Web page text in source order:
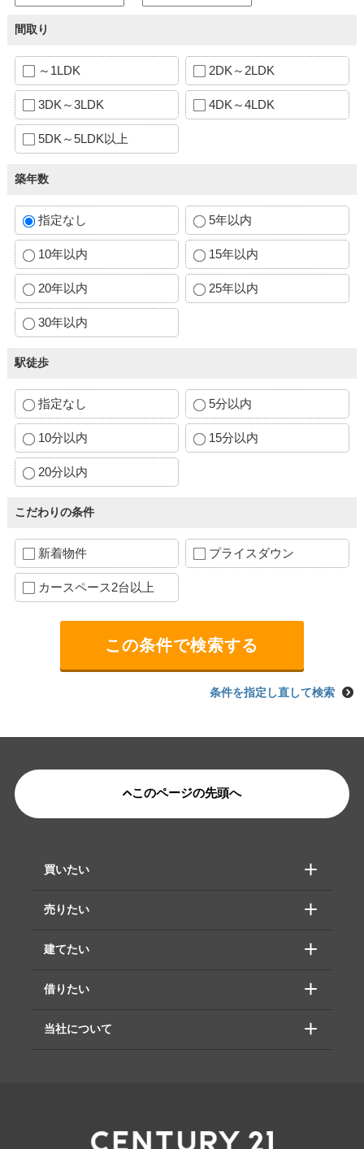
間取り
～1LDK 2DK～2LDK
3DK～3LDK 4DK～4LDK
5DK～5LDK以上
築年数
指定なし 5年以内
10年以内 15年以内
20年以内 25年以内
30年以内
駅徒歩
指定なし 5分以内
10分以内 15分以内
20分以内
こだわりの条件
新着物件 プライスダウン
カースペース2台以上
条件を指定し直して検索
このページの先頭へ
買いたい
売りたい
建てたい
借りたい
当社について